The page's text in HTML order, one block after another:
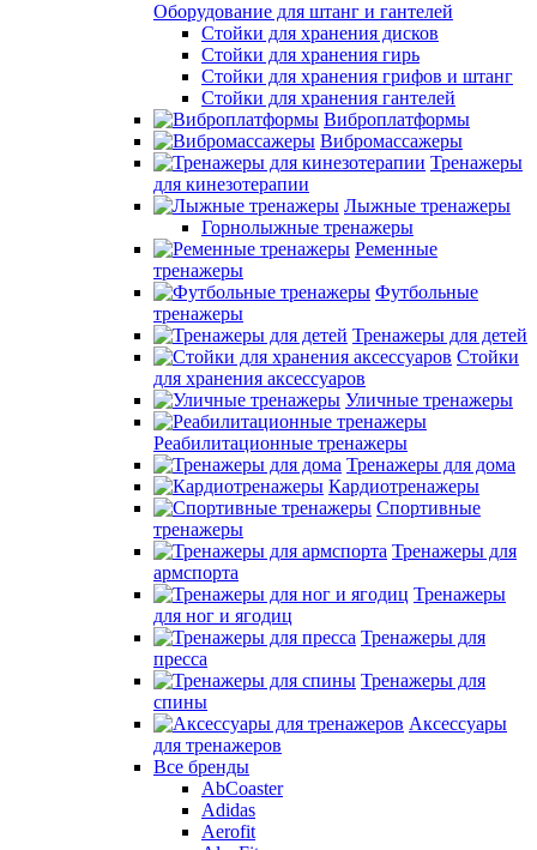
Оборудование для штанг и гантелей
Стойки для хранения дисков
Стойки для хранения гирь
Стойки для хранения грифов и штанг
Стойки для хранения гантелей
Виброплатформы
Вибромассажеры
Тренажеры
для кинезотерапии
Лыжные тренажеры
Горнолыжные тренажеры
Ременные
тренажеры
Футбольные
тренажеры
Тренажеры для детей
Стойки
для хранения аксессуаров
Уличные тренажеры
Реабилитационные тренажеры
Тренажеры для дома
Кардиотренажеры
Спортивные
тренажеры
Тренажеры для
армспорта
Тренажеры
для ног и ягодиц
Тренажеры для
пресса
Тренажеры для
спины
Аксессуары
для тренажеров
Все бренды
AbCoaster
Adidas
Aerofit